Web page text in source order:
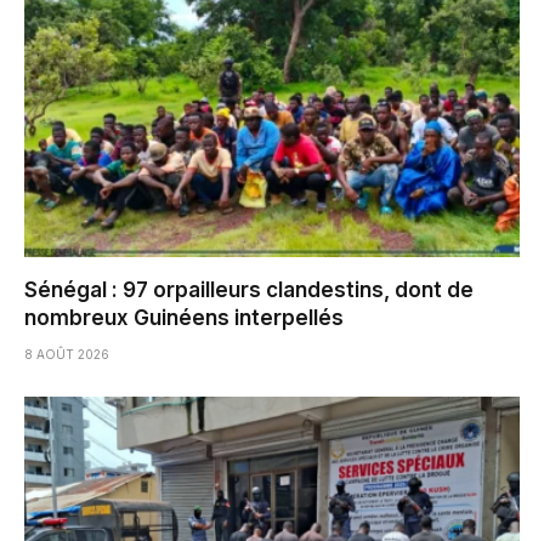
Sénégal : 97 orpailleurs clandestins, dont de
nombreux Guinéens interpellés
8 AOÛT 2026